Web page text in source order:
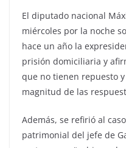
El diputado nacional
miércoles por la noche
hace un año la
prisión domiciliaria y
que no tienen repuesto
magnitud de las
Además, se refirió al
patrimonial del jefe de